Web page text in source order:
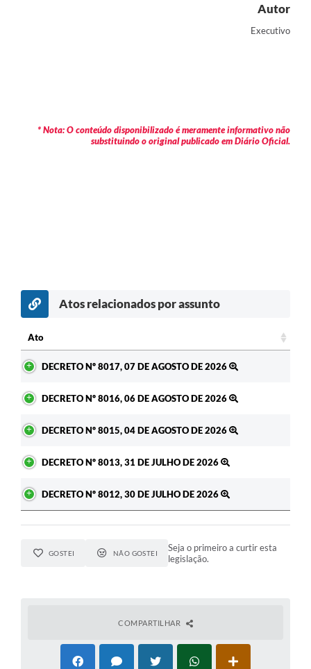
Autor
Executivo
* Nota: O conteúdo disponibilizado é meramente informativo não
substituindo o original publicado em Diário Oficial.
Atos relacionados por assunto
Ato
DECRETO Nº 8017, 07 DE AGOSTO DE 2026
DECRETO Nº 8016, 06 DE AGOSTO DE 2026
DECRETO Nº 8015, 04 DE AGOSTO DE 2026
DECRETO Nº 8013, 31 DE JULHO DE 2026
DECRETO Nº 8012, 30 DE JULHO DE 2026
GOSTEI NÃO GOSTEI
Seja o primeiro a curtir esta
legislação.
COMPARTILHAR